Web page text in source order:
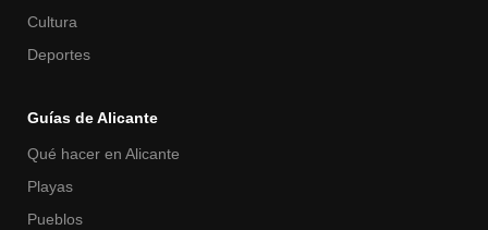
Cultura
Deportes
Guías de Alicante
Qué hacer en Alicante
Playas
Pueblos